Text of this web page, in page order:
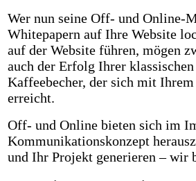
Wer nun seine Off- und Online-
Whitepapern auf Ihre Website
auf der Website führen, mögen
auch der Erfolg Ihrer
Kaffeebecher, der sich mit
erreicht.
Off- und Online bieten sich im
Kommunikationskonzept
und Ihr Projekt generieren – wir